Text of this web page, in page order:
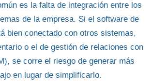
es la falta de integración entre los
de la empresa. Si el software de
bien conectado con otros sistemas,
o el de gestión de relaciones con
, se corre el riesgo de generar más
en lugar de simplificarlo.